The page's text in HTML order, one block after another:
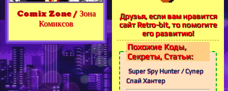
Comix Zone / Зона
Комиксов
Друзья, если вам нравится
сайт Retro-bit, то помогите
его развитию!
Похожие Коды,
Секреты, Статьи:
Super Spy Hunter / Супер
Спай Хантер